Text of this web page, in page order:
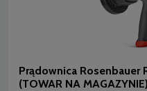
Prądownica Rosenbauer
(TOWAR NA MAGAZYNIE)